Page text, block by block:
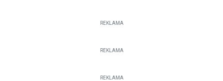
REKLAMA
REKLAMA
REKLAMA